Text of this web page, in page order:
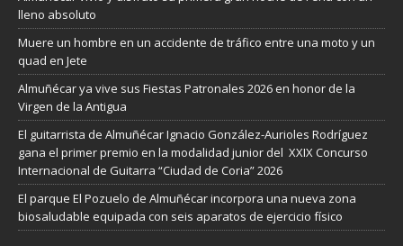
lleno absoluto
Muere un hombre en un accidente de tráfico entre una moto y un
quad en Jete
Almuñécar ya vive sus Fiestas Patronales 2026 en honor de la
Virgen de la Antigua
El guitarrista de Almuñécar Ignacio González-Aurioles Rodríguez
gana el primer premio en la modalidad junior del XXIX Concurso
Internacional de Guitarra “Ciudad de Coria” 2026
El parque El Pozuelo de Almuñécar incorpora una nueva zona
biosaludable equipada con seis aparatos de ejercicio físico